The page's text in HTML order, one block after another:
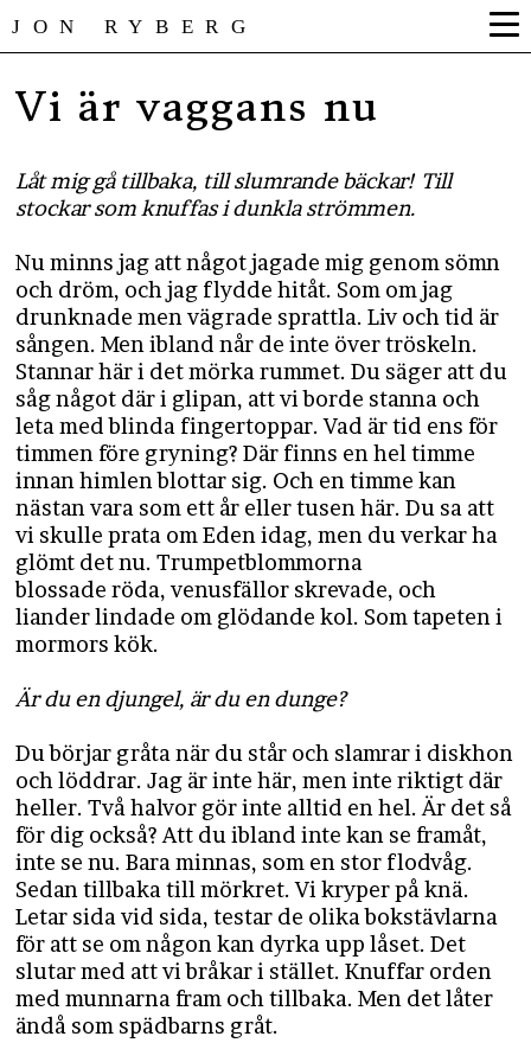
JON RYBERG
Vi är vaggans nu
Låt mig gå tillbaka, till slumrande bäckar! Till
stockar som knuffas i dunkla strömmen.
Nu minns jag att något jagade mig genom sömn
och dröm, och jag flydde hitåt. Som om jag
drunknade men vägrade sprattla. Liv och tid är
sången. Men ibland når de inte över tröskeln.
Stannar här i det mörka rummet. Du säger att du
såg något där i glipan, att vi borde stanna och
leta med blinda fingertoppar. Vad är tid ens för
timmen före gryning? Där finns en hel timme
innan himlen blottar sig. Och en timme kan
nästan vara som ett år eller tusen här. Du sa att
vi skulle prata om Eden idag, men du verkar ha
glömt det nu. Trumpetblommorna
blossade röda, venusfällor skrevade, och
liander lindade om glödande kol. Som tapeten i
mormors kök.
Är du en djungel, är du en dunge?
Du börjar gråta när du står och slamrar i diskhon
och löddrar. Jag är inte här, men inte riktigt där
heller. Två halvor gör inte alltid en hel. Är det så
för dig också? Att du ibland inte kan se framåt,
inte se nu. Bara minnas, som en stor flodvåg.
Sedan tillbaka till mörkret. Vi kryper på knä.
Letar sida vid sida, testar de olika bokstävlarna
för att se om någon kan dyrka upp låset. Det
slutar med att vi bråkar i stället. Knuffar orden
med munnarna fram och tillbaka. Men det låter
ändå som spädbarns gråt.